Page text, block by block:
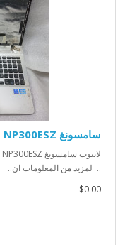
سامسونغ NP300ESZ
.. لمزيد من المعلومات ان..
$0.00